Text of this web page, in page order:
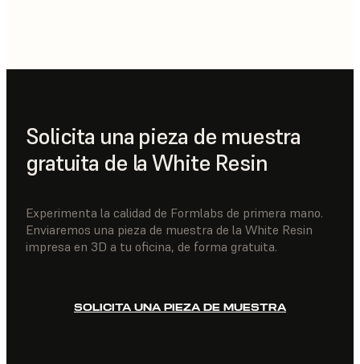
Solicita una pieza de muestra
gratuita de la White Resin
Experimenta la calidad de Formlabs de primera mano.
Enviaremos una pieza de muestra de la White Resin
impresa en 3D a tu oficina, de forma gratuita.
SOLICITA UNA PIEZA DE MUESTRA